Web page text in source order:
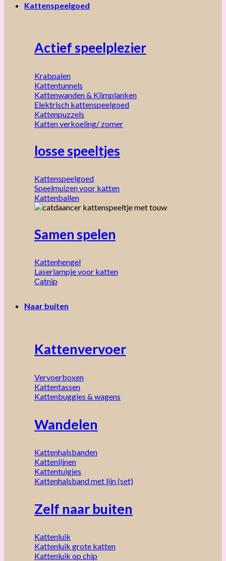
Kattenspeelgoed
Actief speelplezier
Krabpalen
Kattentunnels
Kattenwanden & Klimplanken
Elektrisch kattenspeelgoed
Kattenpuzzels
Katten verkoeling/ zomer
losse speeltjes
Kattenspeelgoed
Speelmuizen voor katten
Kattenballen
Samen spelen
Kattenhengel
Laserlampje voor katten
Catnip
Naar buiten
Kattenvervoer
Vervoerboxen
Kattentassen
Kattenbuggies & wagens
Wandelen
Kattenhalsbanden
Kattenlijnen
Kattentuigjes
Kattenhalsband met lijn (set)
Zelf naar buiten
Kattenluik
Kattenluik grote katten
Kattenluik op chip